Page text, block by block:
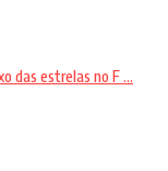
das estrelas no F ...